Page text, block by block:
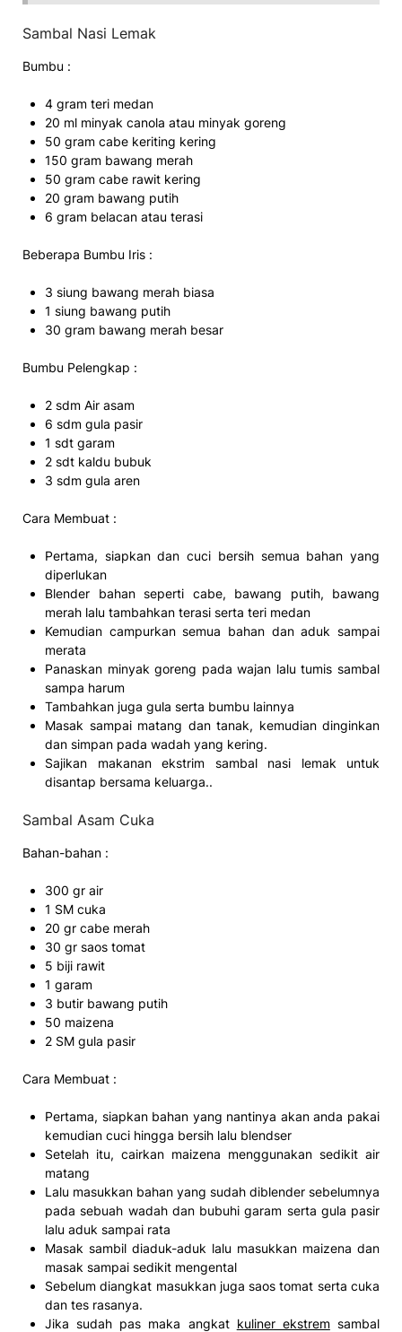
Sambal Nasi Lemak
Bumbu :
4 gram teri medan
20 ml minyak canola atau minyak goreng
50 gram cabe keriting kering
150 gram bawang merah
50 gram cabe rawit kering
20 gram bawang putih
6 gram belacan atau terasi
Beberapa Bumbu Iris :
3 siung bawang merah biasa
1 siung bawang putih
30 gram bawang merah besar
Bumbu Pelengkap :
2 sdm Air asam
6 sdm gula pasir
1 sdt garam
2 sdt kaldu bubuk
3 sdm gula aren
Cara Membuat :
Pertama, siapkan dan cuci bersih semua bahan yang
diperlukan
Blender bahan seperti cabe, bawang putih, bawang
merah lalu tambahkan terasi serta teri medan
Kemudian campurkan semua bahan dan aduk sampai
merata
Panaskan minyak goreng pada wajan lalu tumis sambal
sampa harum
Tambahkan juga gula serta bumbu lainnya
Masak sampai matang dan tanak, kemudian dinginkan
dan simpan pada wadah yang kering.
Sajikan makanan ekstrim sambal nasi lemak untuk
disantap bersama keluarga..
Sambal Asam Cuka
Bahan-bahan :
300 gr air
1 SM cuka
20 gr cabe merah
30 gr saos tomat
5 biji rawit
1 garam
3 butir bawang putih
50 maizena
2 SM gula pasir
Cara Membuat :
Pertama, siapkan bahan yang nantinya akan anda pakai
kemudian cuci hingga bersih lalu blendser
Setelah itu, cairkan maizena menggunakan sedikit air
matang
Lalu masukkan bahan yang sudah diblender sebelumnya
pada sebuah wadah dan bubuhi garam serta gula pasir
lalu aduk sampai rata
Masak sambil diaduk-aduk lalu masukkan maizena dan
masak sampai sedikit mengental
Sebelum diangkat masukkan juga saos tomat serta cuka
dan tes rasanya.
Jika sudah pas maka angkat kuliner ekstremsambal